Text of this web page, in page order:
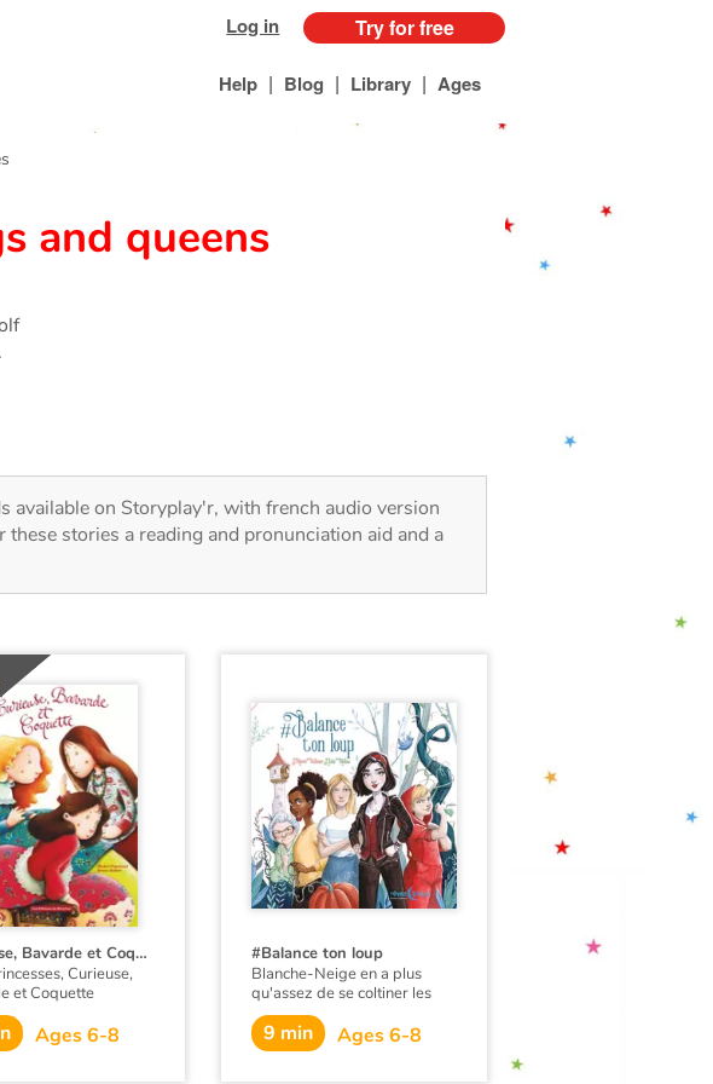
Log in Try for free
Help | Blog | Library | Ages
and queens
available on Storyplay'r, with french audio version
stories a reading and pronunciation aid and a
Curieuse, Bavarde et Coquette
Curieuse,
et Coquette
leur père. Le roi
des fils,
de lui succéder
Ages 6-8
#Balance ton loup
Blanche-Neige en a plus
qu'assez de se coltiner les
corvées de 7 nains mal
élevés. Et Cendrillon en a ras
la choucroute que son Chat
9 min Ages 6-8